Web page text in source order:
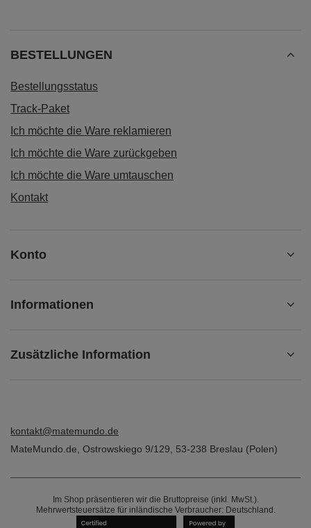
BESTELLUNGEN
Bestellungsstatus
Track-Paket
Ich möchte die Ware reklamieren
Ich möchte die Ware zurückgeben
Ich möchte die Ware umtauschen
Kontakt
Konto
Informationen
Zusätzliche Information
kontakt@matemundo.de
MateMundo.de Ostrowskiego 9/129 53-238 Breslau (Polen)
Im Shop präsentieren wir die Bruttopreise (inkl. MwSt.).
Mehrwertsteuersätze für inländische Verbraucher: Deutschland